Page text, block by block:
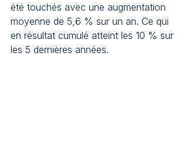
été touchés avec une augmentation
moyenne de 5,6 % sur un an. Ce qui
en résultat cumulé atteint les 10 % sur
les 5 dernières années.